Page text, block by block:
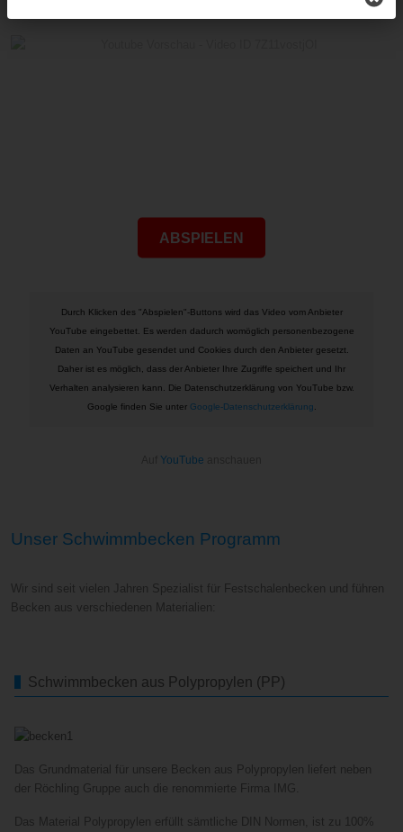
ABSPIELEN
Durch Klicken des "Abspielen"-Buttons wird das Video vom Anbieter
YouTube eingebettet. Es werden dadurch womöglich personenbezogene
Daten an YouTube gesendet und Cookies durch den Anbieter gesetzt.
Daher ist es möglich, dass der Anbieter Ihre Zugriffe speichert und Ihr
Verhalten analysieren kann. Die Datenschutzerklärung von YouTube bzw.
Google finden Sie unter Google-Datenschutzerklärung
YouTube
Unser Schwimmbecken Programm
Wir sind seit vielen Jahren Spezialist für Festschalenbecken und führen
Becken aus verschiedenen Materialien:
Schwimmbecken aus Polypropylen (PP)
Das Grundmaterial für unsere Becken aus Polypropylen liefert neben
der Röchling Gruppe auch die renommierte Firma IMG.
Das Material Polypropylen erfüllt sämtliche DIN Normen, ist zu 100%